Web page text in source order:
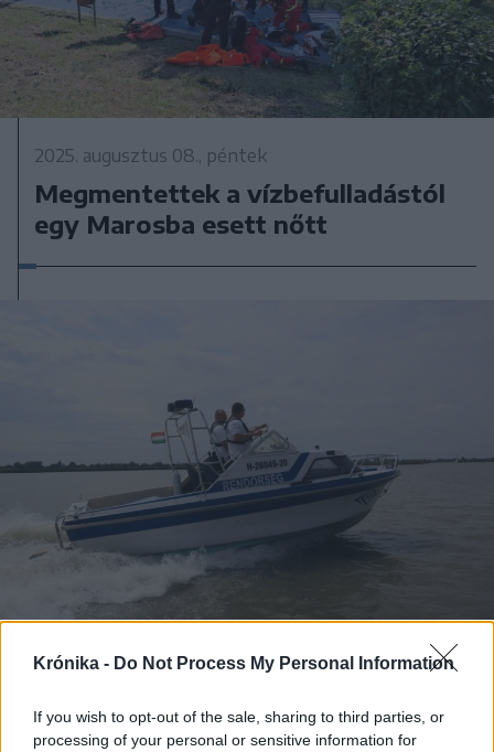
Krónika - Do Not Process My Personal Information
If you wish to opt-out of the sale, sharing to third parties, or
processing of your personal or sensitive information for
2025. augusztus 08., péntek
Megmentettek a vízbefulladástól
egy Marosba esett nőtt
2025. április 20., vasárnap
Felborult egy motoros kishajó a
Dunán, egy személyt még keresnek